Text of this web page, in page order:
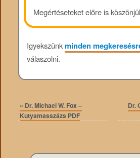
Megértéseteket előre is
Igyekszünkminden
válaszolni.
« Dr. Michael W. Fox –
Kutyamasszázs PDF
Dr.